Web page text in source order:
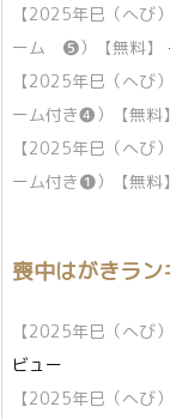
【2025年巳（へび
ーム ❺）【無料】
【2025年巳（へび
ーム付き❹）【無料】
【2025年巳（へび
ーム付き❶）【無料】
喪中はがきラン
【2025年巳（へび
ビュー
【2025年巳（へび